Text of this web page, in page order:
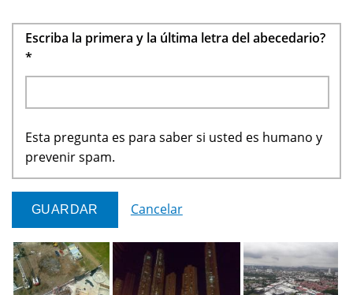
Escriba la primera y la última letra del abecedario?
*
Esta pregunta es para saber si usted es humano y
prevenir spam.
Cancelar